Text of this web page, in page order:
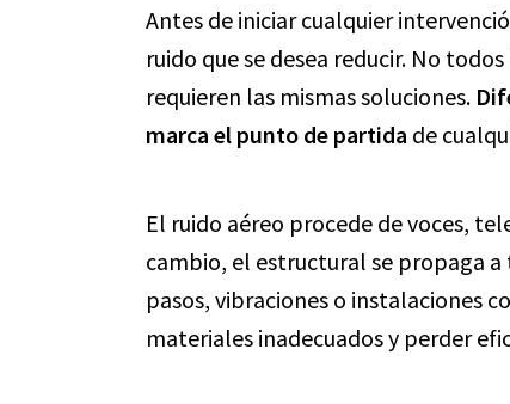
Antes de iniciar cualquier
ruido que se desea reducir. No
requieren las mismas soluciones.
marca el punto de partida de
El ruido aéreo procede de voces,
cambio, el estructural se propaga
pasos, vibraciones o instalaciones
materiales inadecuados y perder